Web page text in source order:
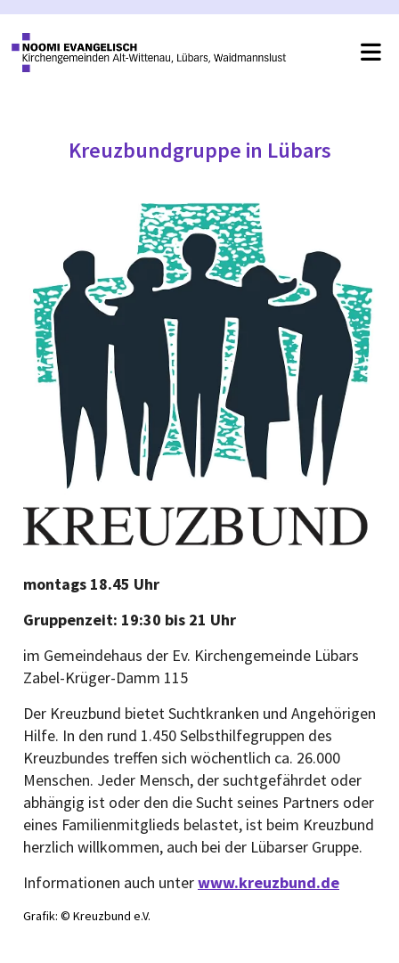
Kreuzbundgruppe in Lübars
montags 18.45 Uhr
Gruppenzeit: 19:30 bis 21 Uhr
im Gemeindehaus der Ev. Kirchengemeinde Lübars
Zabel-Krüger-Damm 115
Der Kreuzbund bietet Suchtkranken und Angehörigen
Hilfe. In den rund 1.450 Selbsthilfegruppen des
Kreuzbundes treffen sich wöchentlich ca. 26.000
Menschen. Jeder Mensch, der suchtgefährdet oder
abhängig ist oder den die Sucht seines Partners oder
eines Familienmitglieds belastet, ist beim Kreuzbund
herzlich willkommen, auch bei der Lübarser Gruppe.
Informationen auch unterwww.kreuzbund.de
Grafik: © Kreuzbund e.V.